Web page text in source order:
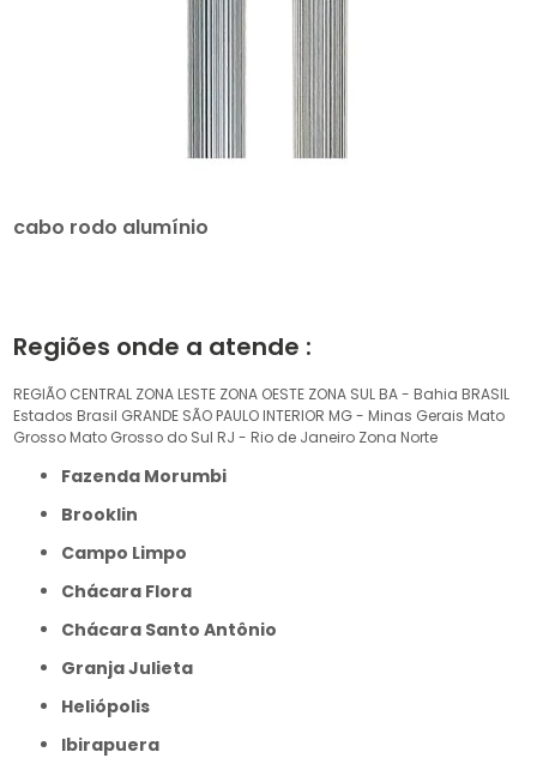
cabo rodo alumínio
Regiões onde a atende :
REGIÃO CENTRAL ZONA LESTE ZONA OESTE ZONA SUL BA - Bahia BRASIL
Estados Brasil GRANDE SÃO PAULO INTERIOR MG - Minas Gerais Mato
Grosso Mato Grosso do Sul RJ - Rio de Janeiro Zona Norte
Fazenda Morumbi
Brooklin
Campo Limpo
Chácara Flora
Chácara Santo Antônio
Granja Julieta
Heliópolis
Ibirapuera